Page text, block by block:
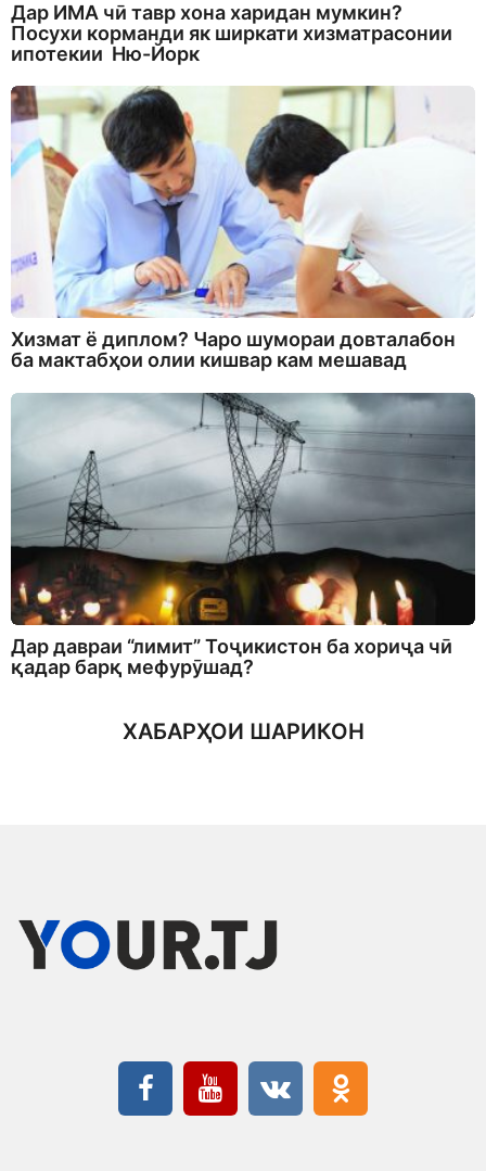
Дар ИМА чӣ тавр хона харидан мумкин?
Посухи корманди як ширкати хизматрасонии
ипотекии Ню-Йорк
Хизмат ё диплом? Чаро шумораи довталабон
ба мактабҳои олии кишвар кам мешавад
Дар давраи “лимит” Тоҷикистон ба хориҷа чӣ
қадар барқ мефурӯшад?
ХАБАРҲОИ ШАРИКОН